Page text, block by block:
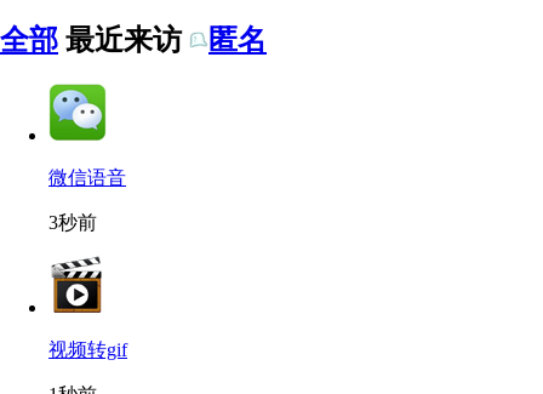
全部 最近来访 匿名
微信语音
3秒前
视频转gif